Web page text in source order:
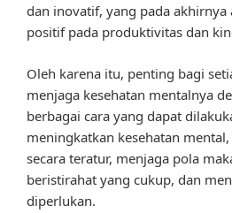
dan inovatif, yang pada akhirnya
positif pada produktivitas dan
Oleh karena itu, penting bagi
menjaga kesehatan mentalnya
berbagai cara yang dapat
meningkatkan kesehatan
secara teratur, menjaga pola
beristirahat yang cukup, dan
diperlukan.